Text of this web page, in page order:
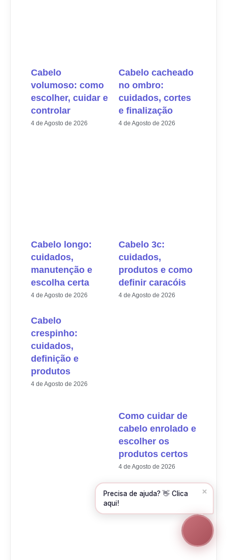
Cabelo
volumoso: como
escolher, cuidar e
controlar
4 de Agosto de 2026
Cabelo cacheado
no ombro:
cuidados, cortes
e finalização
4 de Agosto de 2026
Cabelo longo:
cuidados,
manutenção e
escolha certa
4 de Agosto de 2026
Cabelo 3c:
cuidados,
produtos e como
definir caracóis
4 de Agosto de 2026
Cabelo
crespinho:
cuidados,
definição e
produtos
4 de Agosto de 2026
Como cuidar de
cabelo enrolado e
escolher os
produtos certos
4 de Agosto de 2026
Precisa de ajuda? 👋 Clica
aqui!
✕
Online agora
Olá! Para começarmos, diz-me o teu nome
Nome*
CONTINUAR →